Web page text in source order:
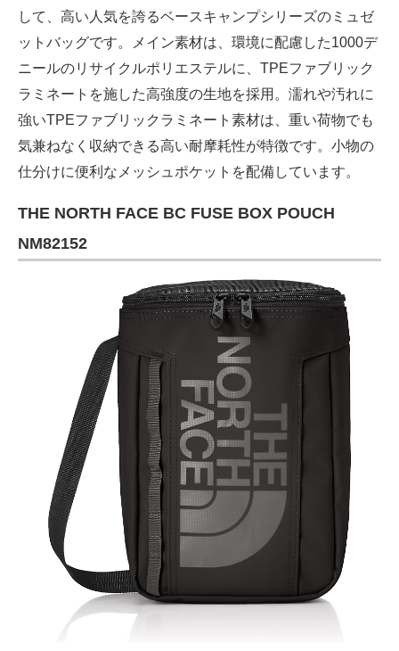
して、高い人気を誇るベースキャンプシリーズのミュゼ
ットバッグです。メイン素材は、環境に配慮した1000デ
ニールのリサイクルポリエステルに、TPEファブリック
ラミネートを施した高強度の生地を採用。濡れや汚れに
強いTPEファブリックラミネート素材は、重い荷物でも
気兼ねなく収納できる高い耐摩耗性が特徴です。小物の
仕分けに便利なメッシュポケットを配備しています。
THE NORTH FACE BC FUSE BOX POUCH
NM82152